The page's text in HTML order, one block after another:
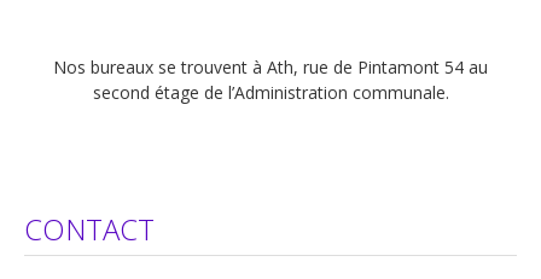
Nos bureaux se trouvent à Ath, rue de Pintamont 54 au
second étage de l’Administration communale.
CONTACT